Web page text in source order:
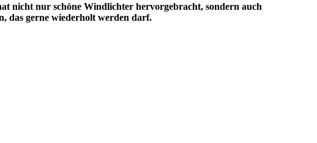
nicht nur schöne Windlichter hervorgebracht, sondern auch
das gerne wiederholt werden darf.